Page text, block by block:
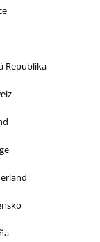
Republika